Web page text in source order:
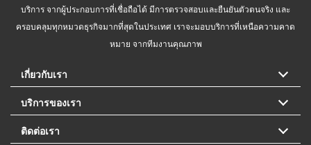
บริการ จากผู้ประกอบการที่เชื่อถือได้ มีการตรวจสอบและยืนยันตัวตนจริง และ
ครอบคลุมทุกหมวดธุรกิจมากที่สุดในประเทศ เราจะมอบบริการที่เหนือความคาด
หมาย จากทีมงานคุณภาพ
เกี่ยวกับเรา
บริการของเรา
ติดต่อเรา